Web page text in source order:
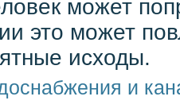
может
это может
исходы.
и